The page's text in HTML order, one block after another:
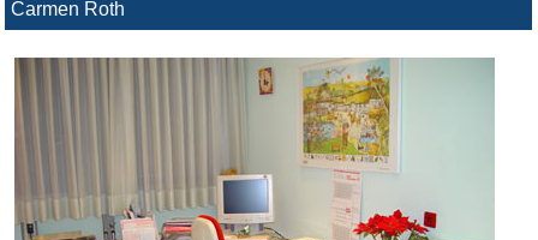
Carmen Roth